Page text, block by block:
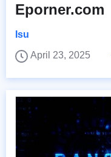
Eporner.com
Isu
April 23, 2025